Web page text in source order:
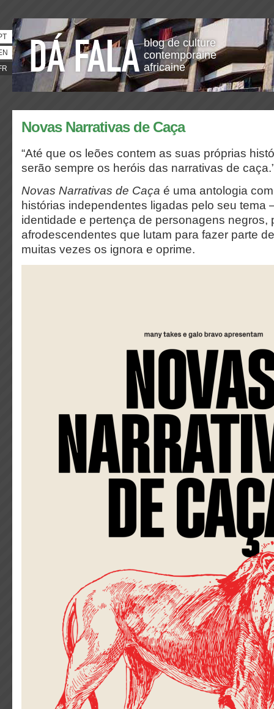
blog de culture
contemporaine
africaine
Novas Narrativas de Caça
“Até que os leões contem as suas próprias
serão sempre os heróis das narrativas de
Novas Narrativas de Caça é uma antologia
histórias independentes ligadas pelo seu tema
identidade e pertença de personagens negros,
afrodescendentes que lutam para fazer parte
muitas vezes os ignora e oprime.